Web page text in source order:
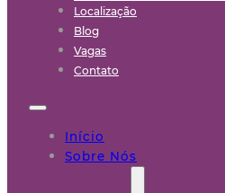
Localização
Blog
Vagas
Contato
Início
Sobre Nós